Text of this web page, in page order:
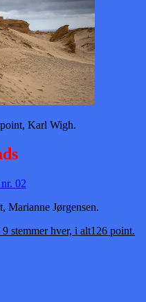
Karl Wigh.
Marianne Jørgensen.
stemmer hver, i alt126 point.